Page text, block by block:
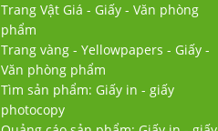
Trang Vật Giá - Giấy - Văn phòng
phẩm
Trang vàng - Yellowpapers - Giấy -
Văn phòng phẩm
Tìm sản phẩm: Giấy in - giấy
photocopy